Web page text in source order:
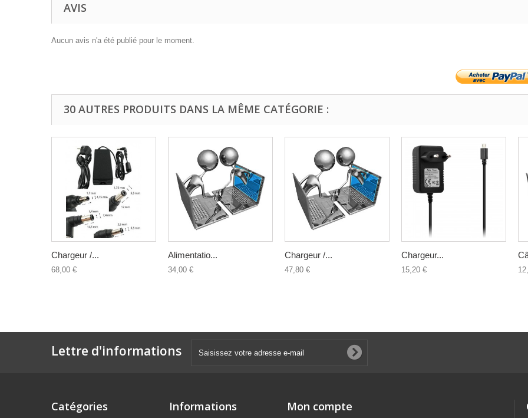
AVIS
Aucun avis n'a été publié pour le moment.
30 AUTRES PRODUITS DANS LA MÊME CATÉGORIE :
Chargeur /...
68,00 €
Alimentatio...
34,00 €
Chargeur /...
47,80 €
Chargeur...
15,20 €
Lettre d'informations
Catégories Informations Mon compte